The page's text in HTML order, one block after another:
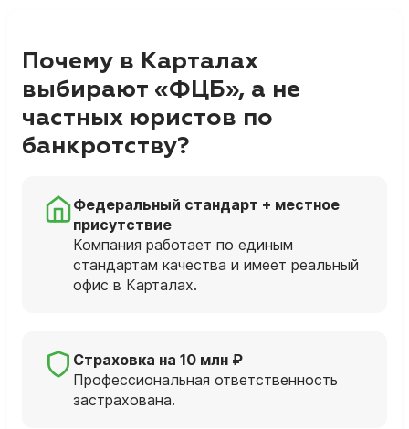
Почему в Карталах
выбирают «ФЦБ», а не
частных юристов по
банкротству?
Федеральный стандарт + местное
присутствие
Компания работает по единым
стандартам качества и имеет реальный
офис в Карталах.
Страховка на 10 млн ₽
Профессиональная ответственность
застрахована.